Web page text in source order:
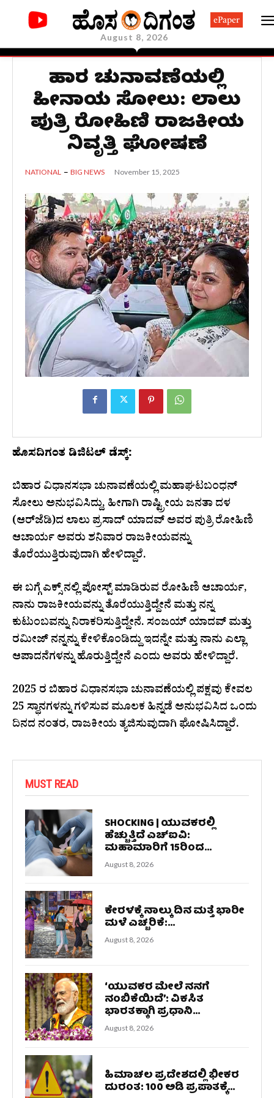
August 8, 2026
ePaper
ಬಿಹಾರ ಚುನಾವಣೆಯಲ್ಲಿ
ಹೀನಾಯ ಸೋಲು: ಲಾಲು
ಪುತ್ರಿ ರೋಹಿಣಿ ರಾಜಕೀಯ
ನಿವೃತ್ತಿ ಘೋಷಣೆ
NATIONAL BIG NEWS November 15, 2025
ಹೊಸದಿಗಂತ ಡಿಜಿಟಲ್ ಡೆಸ್ಕ್:
ಬಿಹಾರ ವಿಧಾನಸಭಾ ಚುನಾವಣೆಯಲ್ಲಿ ಮಹಾಘಟಬಂಧನ್
ಸೋಲು ಅನುಭವಿಸಿದ್ದು, ಹೀಗಾಗಿ ರಾಷ್ಟ್ರೀಯ ಜನತಾ ದಳ
(ಆರ್‌ಜೆಡಿ)ದ ಲಾಲು ಪ್ರಸಾದ್ ಯಾದವ್ ಅವರ ಪುತ್ರಿ ರೋಹಿಣಿ
ಆಚಾರ್ಯ ಅವರು ಶನಿವಾರ ರಾಜಕೀಯವನ್ನು
ತೊರೆಯುತ್ತಿರುವುದಾಗಿ ಹೇಳಿದ್ದಾರೆ.
ಈ ಬಗ್ಗೆ ಎಕ್ಸ್ ನಲ್ಲಿ ಪೋಸ್ಟ್ ಮಾಡಿರುವ ರೋಹಿಣಿ ಆಚಾರ್ಯ,
ನಾನು ರಾಜಕೀಯವನ್ನು ತೊರೆಯುತ್ತಿದ್ದೇನೆ ಮತ್ತು ನನ್ನ
ಕುಟುಂಬವನ್ನು ನಿರಾಕರಿಸುತ್ತಿದ್ದೇನೆ. ಸಂಜಯ್ ಯಾದವ್ ಮತ್ತು
ರಮೀಜ್ ನನ್ನನ್ನು ಕೇಳಿಕೊಂಡಿದ್ದು ಇದನ್ನೇ ಮತ್ತು ನಾನು ಎಲ್ಲಾ
ಆಪಾದನೆಗಳನ್ನು ಹೊರುತ್ತಿದ್ದೇನೆ ಎಂದು ಅವರು ಹೇಳಿದ್ದಾರೆ.
2025 ರ ಬಿಹಾರ ವಿಧಾನಸಭಾ ಚುನಾವಣೆಯಲ್ಲಿ ಪಕ್ಷವು ಕೇವಲ
25 ಸ್ಥಾನಗಳನ್ನು ಗಳಿಸುವ ಮೂಲಕ ಹಿನ್ನಡೆ ಅನುಭವಿಸಿದ ಒಂದು
ದಿನದ ನಂತರ, ರಾಜಕೀಯ ತ್ಯಜಿಸುವುದಾಗಿ ಘೋಷಿಸಿದ್ದಾರೆ.
MUST READ
SHOCKING | ಯುವಕರಲ್ಲಿ
ಹೆಚ್ಚುತ್ತಿದೆ ಎಚ್‌ಐವಿ:
ಮಹಾಮಾರಿಗೆ 15ರಿಂದ...
August 8, 2026
ಕೇರಳಕ್ಕೆ ನಾಲ್ಕು ದಿನ ಮತ್ತೆ ಭಾರೀ
ಮಳೆ ಎಚ್ಚರಿಕೆ:...
August 8, 2026
‘ಯುವಕರ ಮೇಲೆ ನನಗೆ
ನಂಬಿಕೆಯಿದೆ’: ವಿಕಸಿತ
ಭಾರತಕ್ಕಾಗಿ ಪ್ರಧಾನಿ...
August 8, 2026
ಹಿಮಾಚಲ ಪ್ರದೇಶದಲ್ಲಿ ಭೀಕರ
ದುರಂತ: 100 ಅಡಿ ಪ್ರಪಾತಕ್ಕೆ...